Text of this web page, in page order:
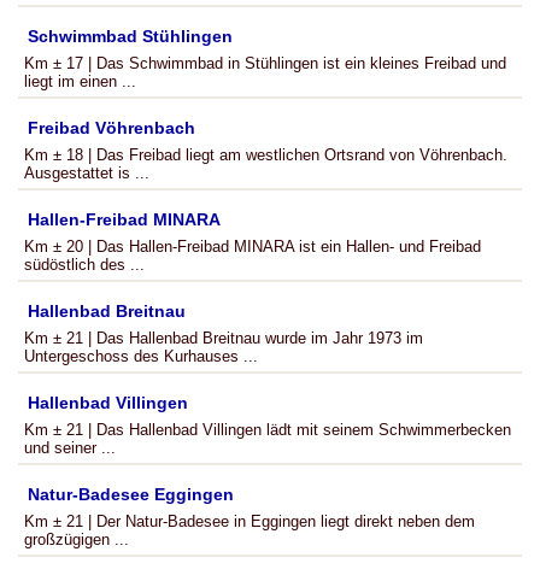
Schwimmbad Stühlingen
Km ± 17 | Das Schwimmbad in Stühlingen ist ein kleines Freibad und
liegt im einen ...
Freibad Vöhrenbach
Km ± 18 | Das Freibad liegt am westlichen Ortsrand von Vöhrenbach.
Ausgestattet is ...
Hallen-Freibad MINARA
Km ± 20 | Das Hallen-Freibad MINARA ist ein Hallen- und Freibad
südöstlich des ...
Hallenbad Breitnau
Km ± 21 | Das Hallenbad Breitnau wurde im Jahr 1973 im
Untergeschoss des Kurhauses ...
Hallenbad Villingen
Km ± 21 | Das Hallenbad Villingen lädt mit seinem Schwimmerbecken
und seiner ...
Natur-Badesee Eggingen
Km ± 21 | Der Natur-Badesee in Eggingen liegt direkt neben dem
großzügigen ...